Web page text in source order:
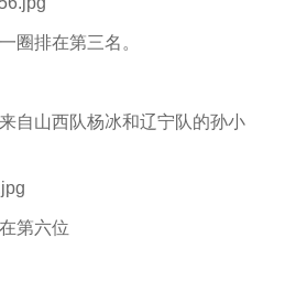
圈排在第三名。
自山西队杨冰和辽宁队的孙小
第六位